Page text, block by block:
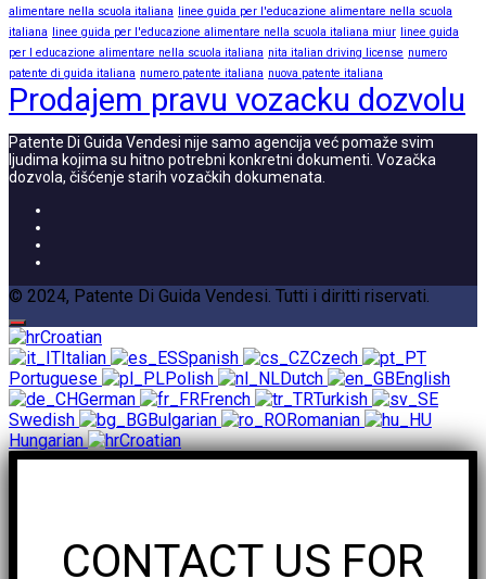
alimentare nella scuola italiana
linee guida per l'educazione alimentare nella scuola
italiana
linee guida per l'educazione alimentare nella scuola italiana miur linee guida
per l educazione alimentare nella scuola italiana nita italian driving license numero
patente di guida italiana numero patente italiana nuova patente italiana
Prodajem pravu vozacku dozvolu
Patente Di Guida Vendesi nije samo agencija već pomaže svim
ljudima kojima su hitno potrebni konkretni dokumenti. Vozačka
dozvola, čišćenje starih vozačkih dokumenata.
© 2024, Patente Di Guida Vendesi. Tutti i diritti riservati.
Croatian
Italian
Spanish
Czech
Portuguese
Polish Dutch
English
German
French
Turkish
Swedish
Bulgarian
Romanian
Hungarian
Croatian
CONTACT US FOR